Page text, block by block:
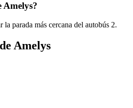
Amelys?
parada más cercana del autobús 2.
Amelys